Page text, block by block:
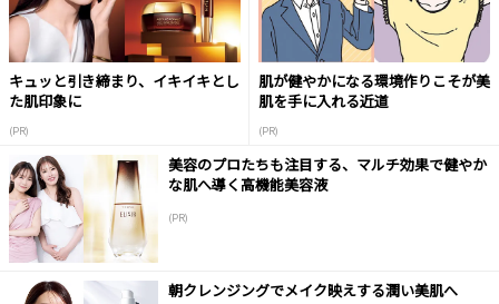
キュッと引き締まり、イキイキとし
た肌印象に
(PR)
肌が健やかになる環境作りこそが美
肌を手に入れる近道
(PR)
美容のプロたちも注目する、マルチ効果で健やか
な肌へ導く高機能美容液
(PR)
朝クレンジングでメイク映えする潤い美肌へ